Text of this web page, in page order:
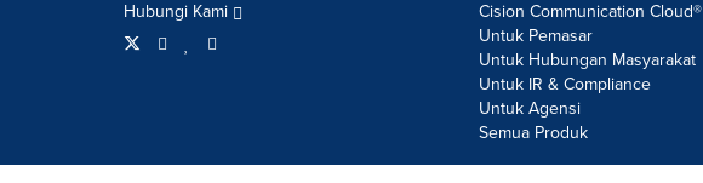
Hubungi Kami
Cision Communication Cloud®
Untuk Pemasar
Untuk Hubungan Masyarakat
Untuk IR & Compliance
Untuk Agensi
Semua Produk